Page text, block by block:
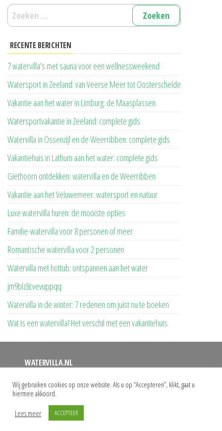
Zoeken
naar:
RECENTE BERICHTEN
7 watervilla’s met sauna voor een wellnessweekend
Watersport in Zeeland: van Veerse Meer tot Oosterschelde
Vakantie aan het water in Limburg: de Maasplassen
Watersportvakantie in Zeeland: complete gids
Watervilla in Ossenzijl en de Weerribben: complete gids
Vakantiehuis in Lathum aan het water: complete gids
Giethoorn ontdekken: watervilla en de Weerribben
Vakantie aan het Veluwemeer: watersport en natuur
Luxe watervilla huren: de mooiste opties
Familie-watervilla voor 8 personen of meer
Romantische watervilla voor 2 personen
Watervilla met hottub: ontspannen aan het water
jm9blz8cvevuppqq
Watervilla in de winter: 7 redenen om juist nu te boeken
Wat is een watervilla? Het verschil met een vakantiehuis
WATERVILLA.NL
Op deze website vindt u een overzicht van alle watervilla’s
waar u uw vakantie kunt doorbrengen. Bij ons vindt u het
grootste aanbod watervilla’s met eigen aanlegsteiger.
Wij gebruiken cookies op onze website. Als u op “Accepteren”, klikt, gaat u
hiermee akkoord.
Lees meer
ACCEPTEER